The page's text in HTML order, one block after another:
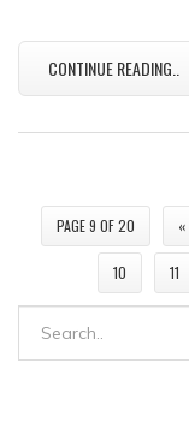
CONTINUE READING..
PAGE 9 OF 20 «
10 11